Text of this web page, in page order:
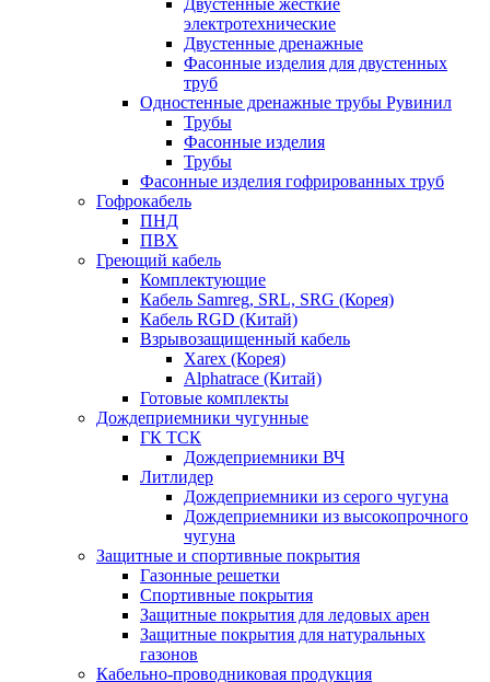
электротехнические
Двустенные дренажные
Фасонные изделия для двустенных
труб
Одностенные дренажные трубы Рувинил
Трубы
Фасонные изделия
Трубы
Фасонные изделия гофрированных труб
Гофрокабель
ПНД
ПВХ
Греющий кабель
Комплектующие
Кабель Samreg, SRL, SRG (Корея)
Кабель RGD (Китай)
Взрывозащищенный кабель
Xarex (Корея)
Alphatrace (Китай)
Готовые комплекты
Дождеприемники чугунные
ГК ТСК
Дождеприемники ВЧ
Литлидер
Дождеприемники из серого чугуна
Дождеприемники из высокопрочного
чугуна
Защитные и спортивные покрытия
Газонные решетки
Спортивные покрытия
Защитные покрытия для ледовых арен
Защитные покрытия для натуральных
газонов
Кабельно-проводниковая продукция